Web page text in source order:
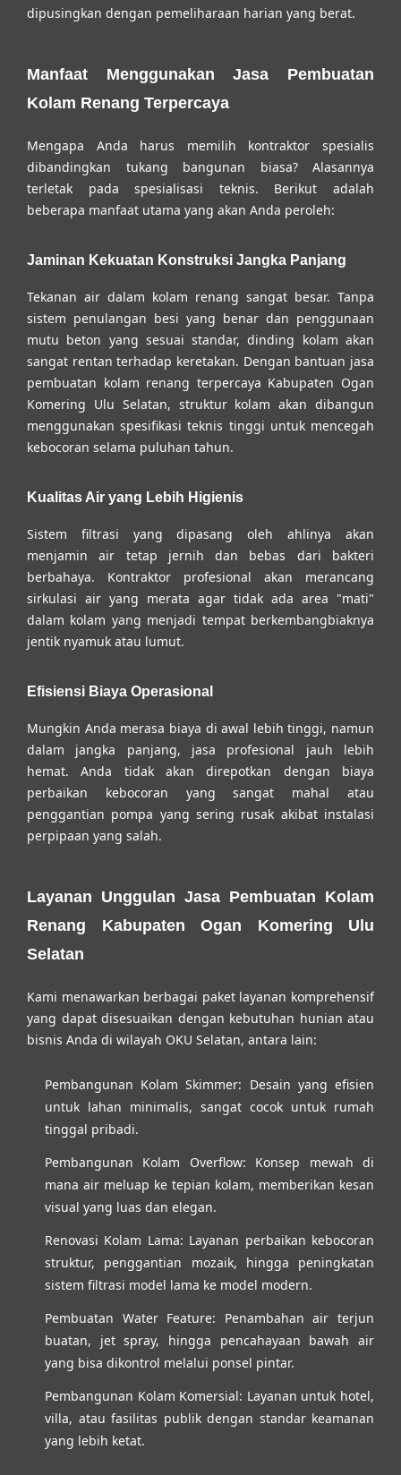
dipusingkan dengan pemeliharaan harian yang berat.
Manfaat Menggunakan Jasa Pembuatan
Kolam Renang Terpercaya
Mengapa Anda harus memilih kontraktor spesialis
dibandingkan tukang bangunan biasa? Alasannya
terletak pada spesialisasi teknis. Berikut adalah
beberapa manfaat utama yang akan Anda peroleh:
Jaminan Kekuatan Konstruksi Jangka Panjang
Tekanan air dalam kolam renang sangat besar. Tanpa
sistem penulangan besi yang benar dan penggunaan
mutu beton yang sesuai standar, dinding kolam akan
sangat rentan terhadap keretakan. Dengan bantuan jasa
pembuatan kolam renang terpercaya Kabupaten Ogan
Komering Ulu Selatan, struktur kolam akan dibangun
menggunakan spesifikasi teknis tinggi untuk mencegah
kebocoran selama puluhan tahun.
Kualitas Air yang Lebih Higienis
Sistem filtrasi yang dipasang oleh ahlinya akan
menjamin air tetap jernih dan bebas dari bakteri
berbahaya. Kontraktor profesional akan merancang
sirkulasi air yang merata agar tidak ada area "mati"
dalam kolam yang menjadi tempat berkembangbiaknya
jentik nyamuk atau lumut.
Efisiensi Biaya Operasional
Mungkin Anda merasa biaya di awal lebih tinggi, namun
dalam jangka panjang, jasa profesional jauh lebih
hemat. Anda tidak akan direpotkan dengan biaya
perbaikan kebocoran yang sangat mahal atau
penggantian pompa yang sering rusak akibat instalasi
perpipaan yang salah.
Layanan Unggulan Jasa Pembuatan Kolam
Renang Kabupaten Ogan Komering Ulu
Selatan
Kami menawarkan berbagai paket layanan komprehensif
yang dapat disesuaikan dengan kebutuhan hunian atau
bisnis Anda di wilayah OKU Selatan, antara lain:
Pembangunan Kolam Skimmer: Desain yang efisien
untuk lahan minimalis, sangat cocok untuk rumah
tinggal pribadi.
Pembangunan Kolam Overflow: Konsep mewah di
mana air meluap ke tepian kolam, memberikan kesan
visual yang luas dan elegan.
Renovasi Kolam Lama: Layanan perbaikan kebocoran
struktur, penggantian mozaik, hingga peningkatan
sistem filtrasi model lama ke model modern.
Pembuatan Water Feature: Penambahan air terjun
buatan, jet spray, hingga pencahayaan bawah air
yang bisa dikontrol melalui ponsel pintar.
Pembangunan Kolam Komersial: Layanan untuk hotel,
villa, atau fasilitas publik dengan standar keamanan
yang lebih ketat.